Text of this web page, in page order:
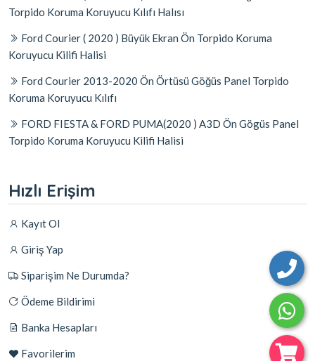
Torpido Koruma Koruyucu Kılıfı Halısı
Ford Courier ( 2020 ) Büyük Ekran Ön Torpido Koruma
Koruyucu Kilifi Halisi
Ford Courier 2013-2020 Ön Örtüsü Göğüs Panel Torpido
Koruma Koruyucu Kılıfı
FORD FIESTA & FORD PUMA(2020 ) A3D Ön Gögüs Panel
Torpido Koruma Koruyucu Kilifi Halisi
Hızlı Erişim
Kayıt Ol
Giriş Yap
Siparişim Ne Durumda?
Ödeme Bildirimi
Banka Hesapları
Favorilerim